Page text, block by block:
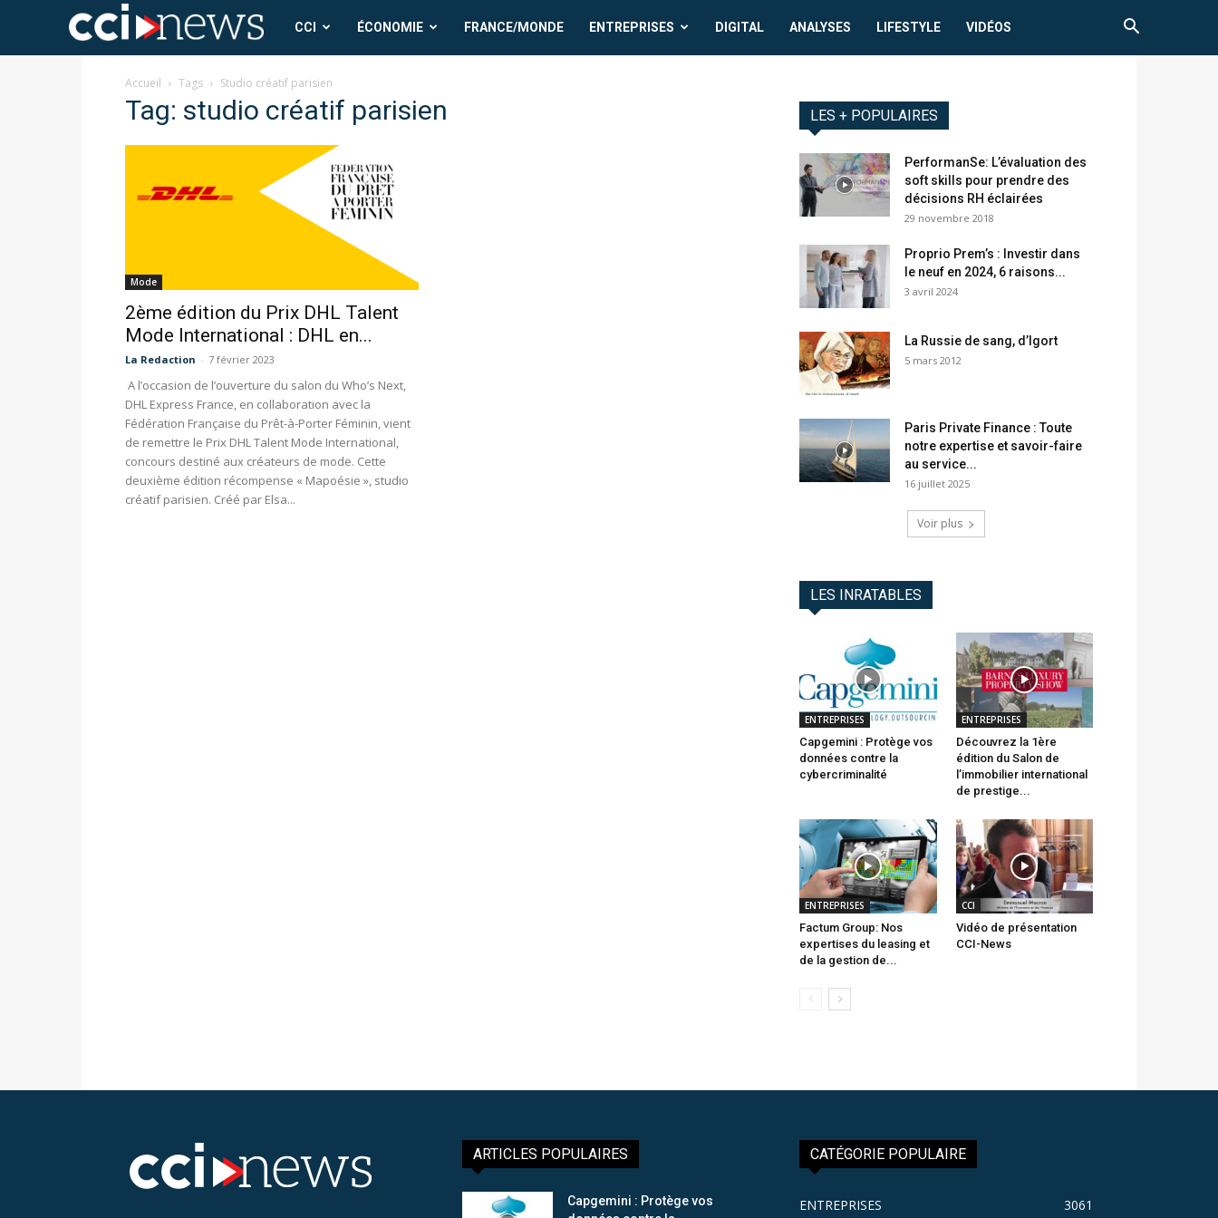
CCI
News
CCI ÉCONOMIE FRANCE/MONDE ENTREPRISES DIGITAL ANALYSES LIFESTYLE VIDÉOS
Accueil Tags Studio créatif parisien
Tag: studio créatif parisien
Mode
2ème édition du Prix DHL Talent
Mode International : DHL en...
La Redaction - 7 février 2023
A l’occasion de l’ouverture du salon du Who’s Next,
DHL Express France, en collaboration avec la
Fédération Française du Prêt-à-Porter Féminin, vient
de remettre le Prix DHL Talent Mode International,
concours destiné aux créateurs de mode. Cette
deuxième édition récompense « Mapoésie », studio
créatif parisien. Créé par Elsa...
LES + POPULAIRES
PerformanSe: L’évaluation des
soft skills pour prendre des
décisions RH éclairées
29 novembre 2018
Proprio Prem’s : Investir dans
le neuf en 2024, 6 raisons...
3 avril 2024
La Russie de sang, d’Igort
5 mars 2012
Paris Private Finance : Toute
notre expertise et savoir-faire
au service...
16 juillet 2025
Voir plus
LES INRATABLES
ENTREPRISES
Capgemini : Protège vos
données contre la
cybercriminalité
ENTREPRISES
Découvrez la 1ère
édition du Salon de
l’immobilier international
de prestige...
ENTREPRISES
Factum Group: Nos
expertises du leasing et
de la gestion de...
CCI
Vidéo de présentation
CCI-News
ARTICLES POPULAIRES
Capgemini : Protège vos
CATÉGORIE POPULAIRE
ENTREPRISES 3061